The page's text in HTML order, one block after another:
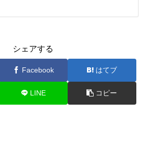
シェアする
Facebook はてブ
LINE コピー